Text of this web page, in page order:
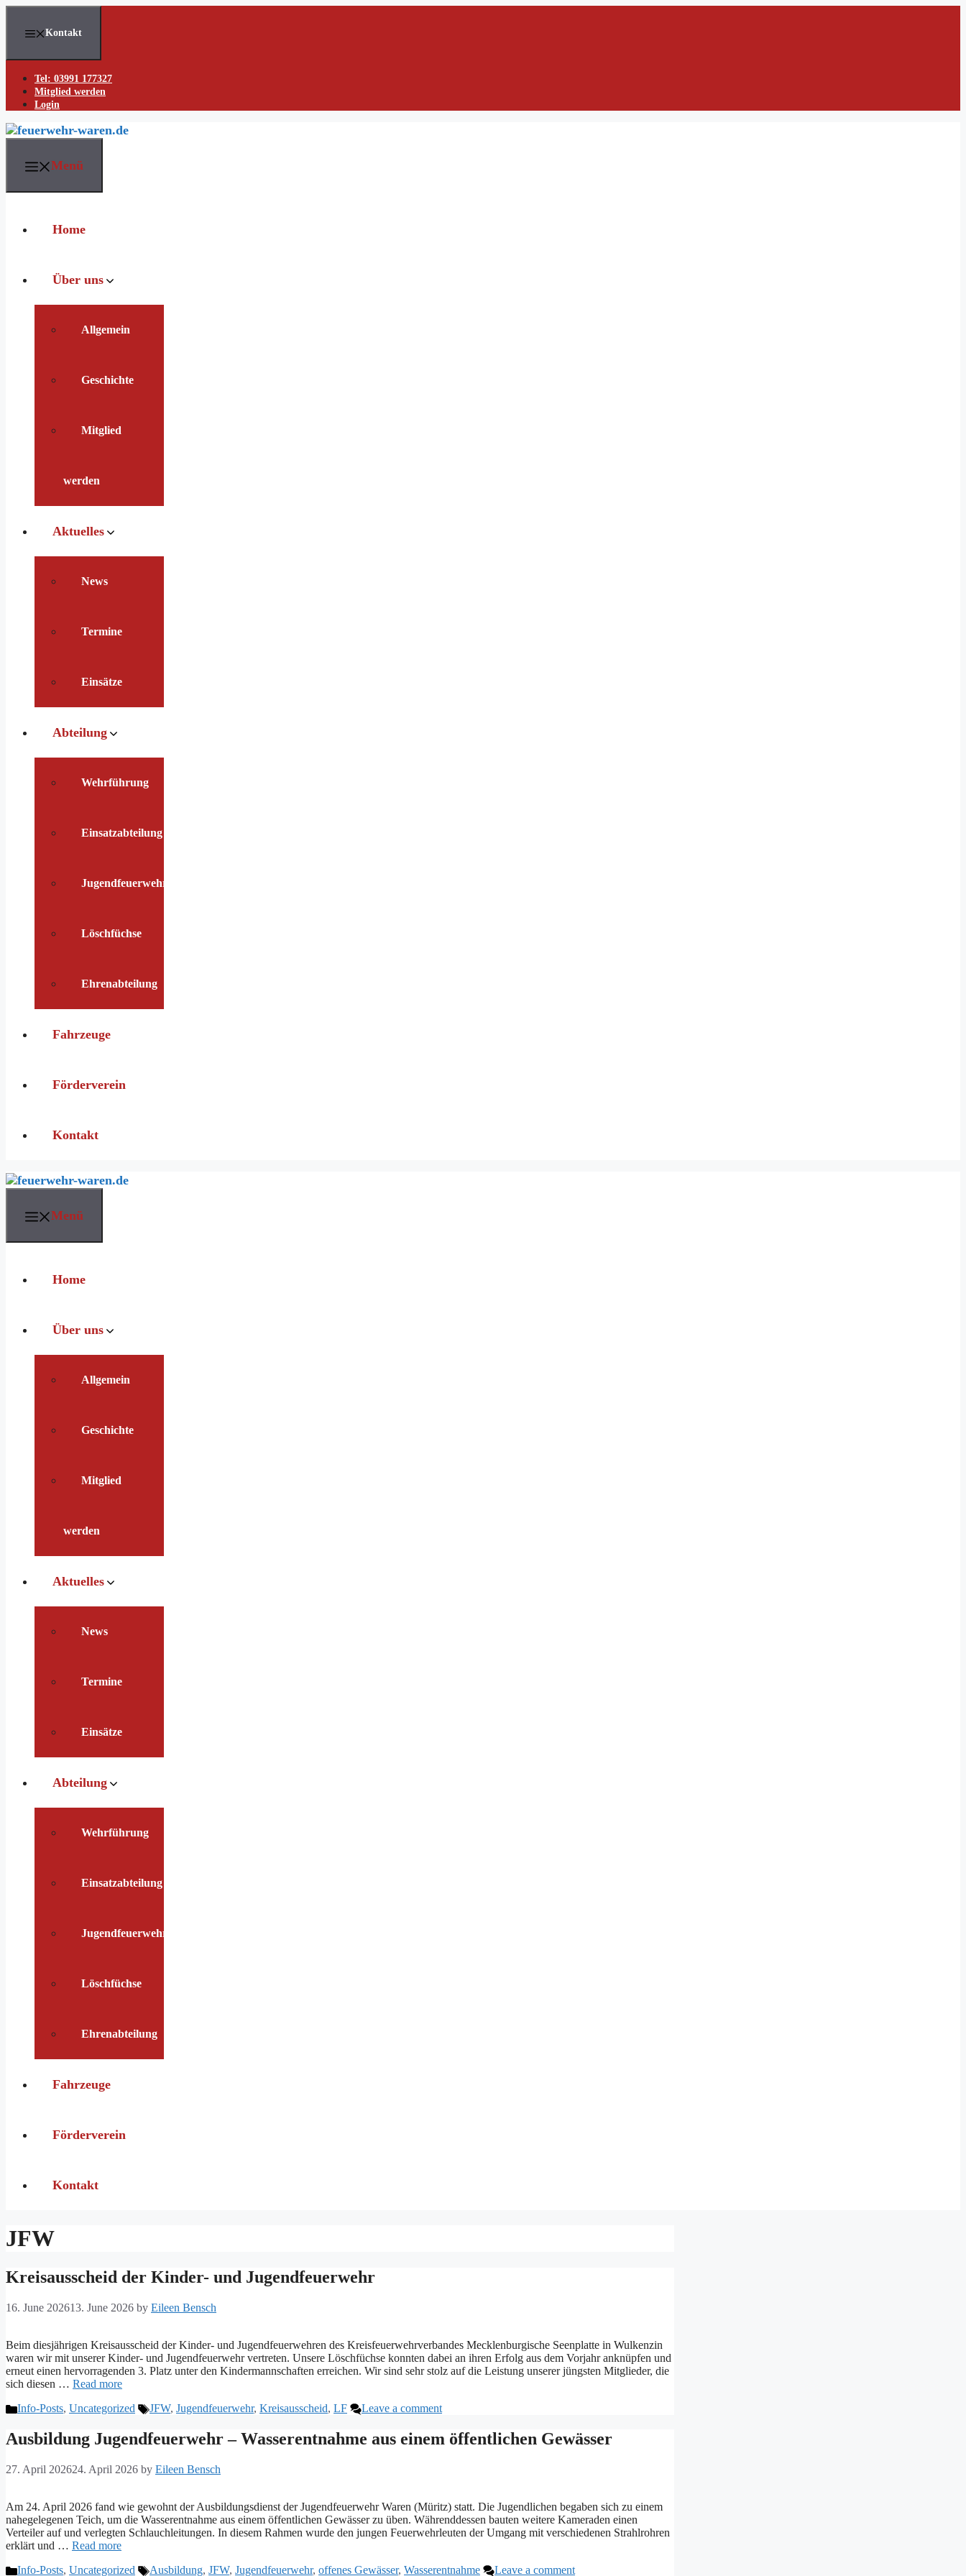
Skip
content
Kontakt
Tel: 03991 177327
Mitglied werden
Login
Menü
Home
Über uns
Allgemein
Geschichte
Mitglied
werden
Aktuelles
News
Termine
Einsätze
Abteilung
Wehrführung
Einsatzabteilung
Jugendfeuerwehr
Löschfüchse
Ehrenabteilung
Fahrzeuge
Förderverein
Kontakt
Menü
Home
Über uns
Allgemein
Geschichte
Mitglied
werden
Aktuelles
News
Termine
Einsätze
Abteilung
Wehrführung
Einsatzabteilung
Jugendfeuerwehr
Löschfüchse
Ehrenabteilung
Fahrzeuge
Förderverein
Kontakt
JFW
Kreisausscheid der Kinder- und Jugendfeuerwehr
16. June 202613. June 2026 by Eileen Bensch
Beim diesjährigen Kreisausscheid der Kinder- und Jugendfeuerwehren des Kreisfeuerwehrverbandes Mecklenburgische Seenplatte in Wulkenzin
waren wir mit unserer Kinder- und Jugendfeuerwehr vertreten. Unsere Löschfüchse konnten dabei an ihren Erfolg aus dem Vorjahr anknüpfen und
erneut einen hervorragenden 3. Platz unter den Kindermannschaften erreichen. Wir sind sehr stolz auf die Leistung unserer jüngsten Mitglieder, die
sich diesen … Read more
Categories
Info-Posts, Uncategorized Tags
JFW, Jugendfeuerwehr, Kreisausscheid, LF Leave a comment
Ausbildung Jugendfeuerwehr – Wasserentnahme aus einem öffentlichen Gewässer
27. April 202624. April 2026 by Eileen Bensch
Am 24. April 2026 fand wie gewohnt der Ausbildungsdienst der Jugendfeuerwehr Waren (Müritz) statt. Die Jugendlichen begaben sich zu einem
nahegelegenen Teich, um die Wasserentnahme aus einem öffentlichen Gewässer zu üben. Währenddessen bauten weitere Kameraden einen
Verteiler auf und verlegten Schlauchleitungen. In diesem Rahmen wurde den jungen Feuerwehrleuten der Umgang mit verschiedenen Strahlrohren
erklärt und … Read more
Categories
Info-Posts, Uncategorized Tags
Ausbildung, JFW, Jugendfeuerwehr, offenes Gewässer, Wasserentnahme Leave a comment